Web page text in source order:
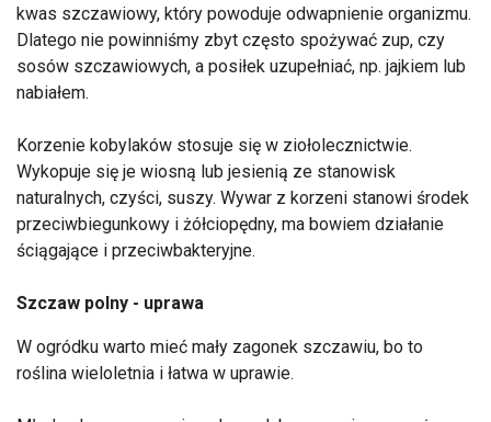
kwas szczawiowy, który powoduje odwapnienie organizmu.
Dlatego nie powinniśmy zbyt często spożywać zup, czy
sosów szczawiowych, a posiłek uzupełniać, np. jajkiem lub
nabiałem.
Korzenie kobylaków stosuje się w ziołolecznictwie.
Wykopuje się je wiosną lub jesienią ze stanowisk
naturalnych, czyści, suszy. Wywar z korzeni stanowi środek
przeciwbiegunkowy i żółciopędny, ma bowiem działanie
ściągające i przeciwbakteryjne.
Szczaw polny - uprawa
W ogródku warto mieć mały zagonek szczawiu, bo to
roślina wieloletnia i łatwa w uprawie.